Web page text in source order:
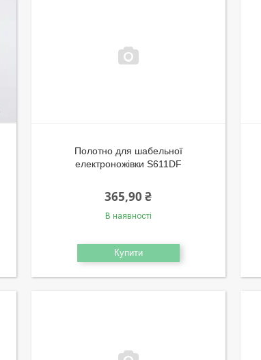
Полотно для шабельної
електроножівки S611DF
365,90 ₴
В наявності
Купити